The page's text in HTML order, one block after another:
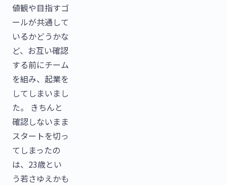
値観や目指すゴ
ールが共通して
いるかどうかな
ど、お互い確認
する前にチーム
を組み、起業を
してしまいまし
た。 きちんと
確認しないまま
スタートを切っ
てしまったの
は、23歳とい
う若さゆえかも